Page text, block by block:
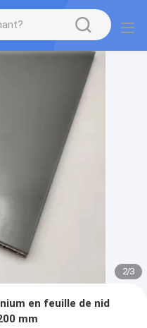
2/3
en feuille de nid
mm